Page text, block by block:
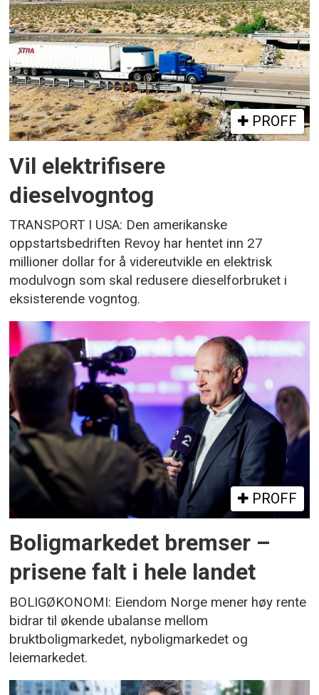
PROFF
Vil elektrifisere
dieselvogntog
TRANSPORT I USA: Den amerikanske
oppstartsbedriften Revoy har hentet inn 27
millioner dollar for å videreutvikle en elektrisk
modulvogn som skal redusere dieselforbruket i
eksisterende vogntog.
PROFF
Boligmarkedet bremser –
prisene falt i hele landet
BOLIGØKONOMI: Eiendom Norge mener høy rente
bidrar til økende ubalanse mellom
bruktboligmarkedet, nyboligmarkedet og
leiemarkedet.